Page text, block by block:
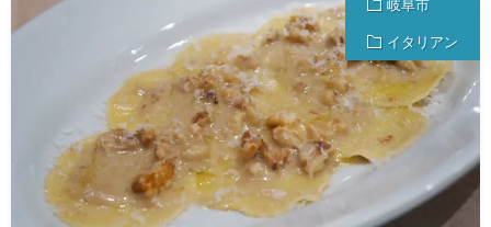
岐阜市
イタリアン